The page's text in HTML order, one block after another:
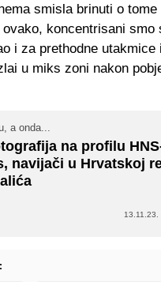
smisla brinuti o tome
koncentrisani smo
i za prethodne utakmice
u miks zoni nakon
a onda...
na profilu
navijači u Hrvatskoj
13.11.23.